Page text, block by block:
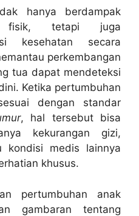
hanya berdampak
fisik, tetapi juga
kesehatan secara
perkembangan
tua dapat mendeteksi
Ketika pertumbuhan
dengan standar
, hal tersebut bisa
kekurangan gizi,
kondisi medis lainnya
khusus.
pertumbuhan anak
gambaran tentang